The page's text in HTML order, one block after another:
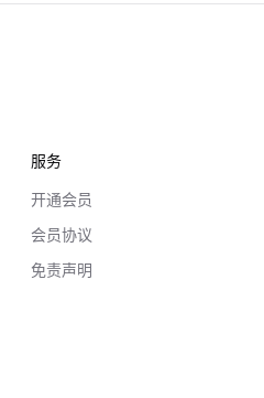
服务
开通会员
会员协议
免责声明